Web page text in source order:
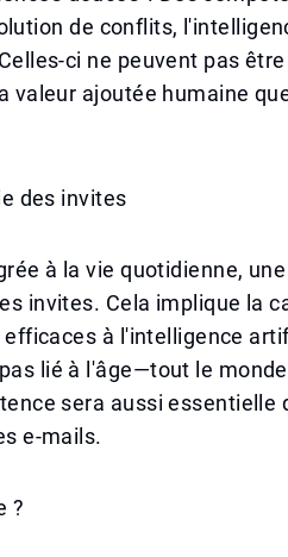
de conflits,
ci ne peuvent pas
valeur ajoutée humaine
des invites
à la vie quotidienne,
invites. Cela implique la
à l'intelligence
lié à l'âge—tout le
sera aussi essentielle
e-mails.
?